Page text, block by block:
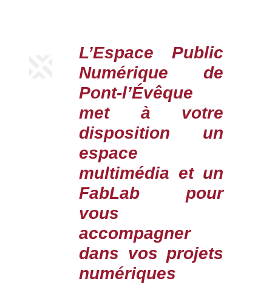
L’Espace Public
Numérique de
Pont-l’Évêque
met à votre
disposition un
espace
multimédia et un
FabLab pour
vous
accompagner
dans vos projets
numériques